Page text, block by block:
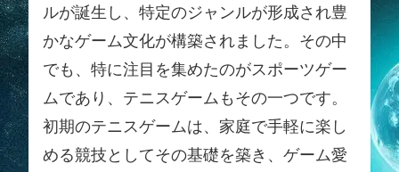
ルが誕生し、特定のジャンルが形成され豊
かなゲーム文化が構築されました。その中
でも、特に注目を集めたのがスポーツゲー
ムであり、テニスゲームもその一つです。
初期のテニスゲームは、家庭で手軽に楽し
める競技としてその基礎を築き、ゲーム愛